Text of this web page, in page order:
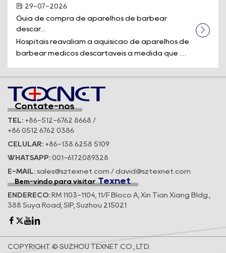
29-07-2026
Guia de compra de aparelhos de barbear
descar...
Hospitais reavaliam a aquisição de aparelhos de
barbear médicos descartáveis à medida que os
Contate-nos
TEL: +86-512-6762 8668 /
+86 0512 6762 0386
CELULAR: +86-138 6258 5109
WHATSAPP: 001-6172089328
E-MAIL: sales@sztexnet.com / david@sztexnet.com
Bem-vindo para visitar Texnet
ENDEREÇO: RM 1103-1104, 11/F Bloco A, Xin Tian Xiang Bldg.,
388 Suya Road, SIP, Suzhou 215021
COPYRIGHT © SUZHOU TEXNET CO., LTD.